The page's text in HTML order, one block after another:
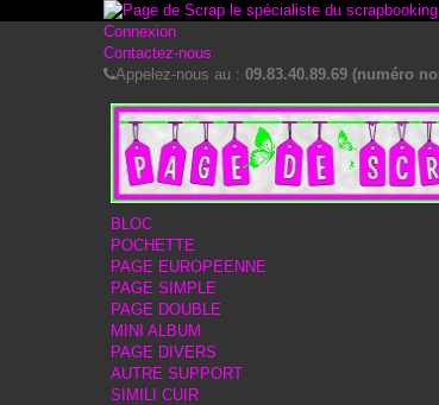
Connexion
Contactez-nous
Appelez-nous au : 09.83.40.89.69 (numéro
BLOC
POCHETTE
PAGE EUROPEENNE
PAGE SIMPLE
PAGE DOUBLE
MINI ALBUM
PAGE DIVERS
AUTRE SUPPORT
SIMILI CUIR